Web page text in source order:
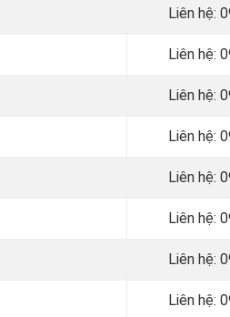
Liên hệ:
Liên hệ:
Liên hệ:
Liên hệ:
Liên hệ:
Liên hệ:
Liên hệ:
Liên hệ: